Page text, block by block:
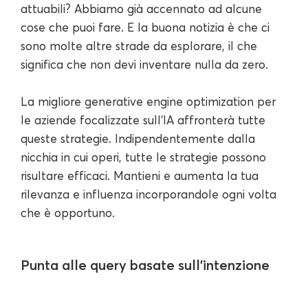
attuabili? Abbiamo già accennato ad alcune
cose che puoi fare. E la buona notizia è che ci
sono molte altre strade da esplorare, il che
significa che non devi inventare nulla da zero.
La migliore generative engine optimization per
le aziende focalizzate sull'IA affronterà tutte
queste strategie. Indipendentemente dalla
nicchia in cui operi, tutte le strategie possono
risultare efficaci. Mantieni e aumenta la tua
rilevanza e influenza incorporandole ogni volta
che è opportuno.
Punta alle query basate sull'intenzione